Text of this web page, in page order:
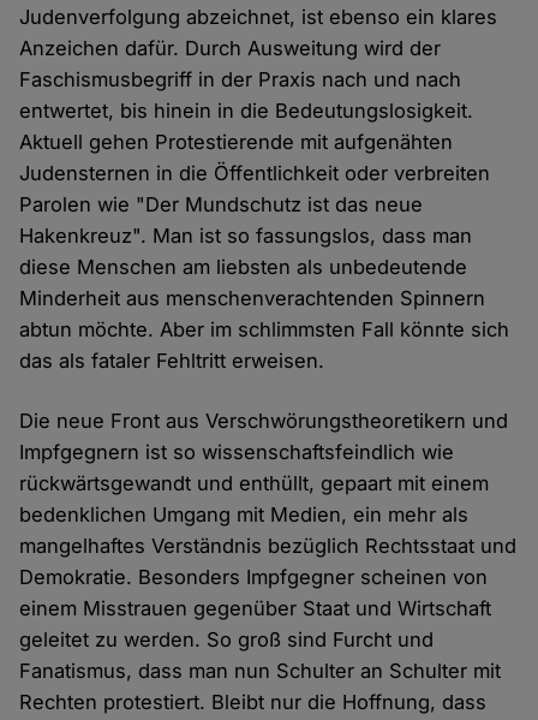
Judenverfolgung abzeichnet, ist ebenso ein klares
Anzeichen dafür. Durch Ausweitung wird der
Faschismusbegriff in der Praxis nach und nach
entwertet, bis hinein in die Bedeutungslosigkeit.
Aktuell gehen Protestierende mit aufgenähten
Judensternen in die Öffentlichkeit oder verbreiten
Parolen wie "Der Mundschutz ist das neue
Hakenkreuz". Man ist so fassungslos, dass man
diese Menschen am liebsten als unbedeutende
Minderheit aus menschenverachtenden Spinnern
abtun möchte. Aber im schlimmsten Fall könnte sich
das als fataler Fehltritt erweisen.
Die neue Front aus Verschwörungstheoretikern und
Impfgegnern ist so wissenschaftsfeindlich wie
rückwärtsgewandt und enthüllt, gepaart mit einem
bedenklichen Umgang mit Medien, ein mehr als
mangelhaftes Verständnis bezüglich Rechtsstaat und
Demokratie. Besonders Impfgegner scheinen von
einem Misstrauen gegenüber Staat und Wirtschaft
geleitet zu werden. So groß sind Furcht und
Fanatismus, dass man nun Schulter an Schulter mit
Rechten protestiert. Bleibt nur die Hoffnung, dass